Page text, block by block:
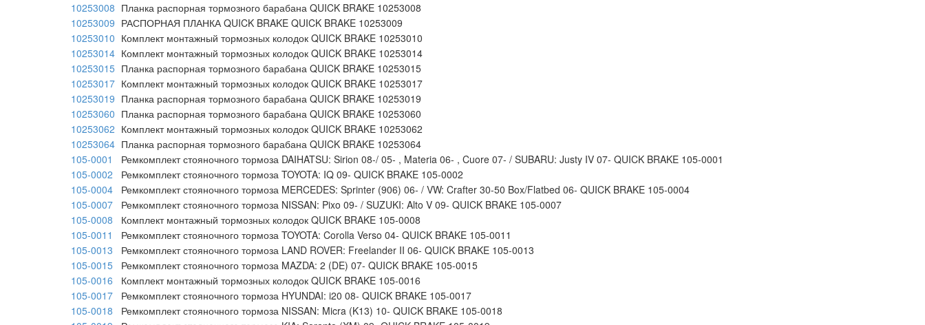
10253008 Планка распорная тормозного барабана QUICK BRAKE 10253008
10253009 РАСПОРНАЯ ПЛАНКА QUICK BRAKE QUICK BRAKE 10253009
10253010 Комплект монтажный тормозных колодок QUICK BRAKE 10253010
10253014 Комплект монтажный тормозных колодок QUICK BRAKE 10253014
10253015 Планка распорная тормозного барабана QUICK BRAKE 10253015
10253017 Комплект монтажный тормозных колодок QUICK BRAKE 10253017
10253019 Планка распорная тормозного барабана QUICK BRAKE 10253019
10253060 Планка распорная тормозного барабана QUICK BRAKE 10253060
10253062 Комплект монтажный тормозных колодок QUICK BRAKE 10253062
10253064 Планка распорная тормозного барабана QUICK BRAKE 10253064
105-0001
Ремкомплект стояночного тормоза DAIHATSU: Sirion 08-/ 05- , Materia 06- , Cuore 07- / SUBARU: Justy IV 07- QUICK BRAKE 105-0001
105-0002
Ремкомплект стояночного тормоза TOYOTA: IQ 09- QUICK BRAKE 105-0002
105-0004
Ремкомплект стояночного тормоза MERCEDES: Sprinter (906) 06- / VW: Crafter 30-50 Box/Flatbed 06- QUICK BRAKE 105-0004
105-0007
Ремкомплект стояночного тормоза NISSAN: Pixo 09- / SUZUKI: Alto V 09- QUICK BRAKE 105-0007
105-0008
Комплект монтажный тормозных колодок QUICK BRAKE 105-0008
105-0011
Ремкомплект стояночного тормоза TOYOTA: Corolla Verso 04- QUICK BRAKE 105-0011
105-0013
Ремкомплект стояночного тормоза LAND ROVER: Freelander II 06- QUICK BRAKE 105-0013
105-0015
Ремкомплект стояночного тормоза MAZDA: 2 (DE) 07- QUICK BRAKE 105-0015
105-0016
Комплект монтажный тормозных колодок QUICK BRAKE 105-0016
105-0017
Ремкомплект стояночного тормоза HYUNDAI: i20 08- QUICK BRAKE 105-0017
105-0018
Ремкомплект стояночного тормоза NISSAN: Micra (K13) 10- QUICK BRAKE 105-0018